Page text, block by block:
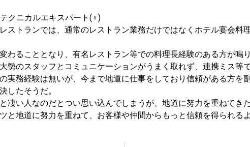
クニカルエキスパート(♀)
ストランでは、通常のレストラン業務だけではなくホテル宴会料
わることとなり、有名レストラン等での料理長経験のある方が鳴
勢のスタッフとコミュニケーションがうまく取れず、連携ミス等
実務経験は無いが、今まで地道に仕事をしており信頼がある方を
したそうだ。
凄い人なのだとつい思い込んでしまうが、地道に努力を重ねてき
と地道に努力を重ねて、お客様や仲間からもっと信頼を得られる